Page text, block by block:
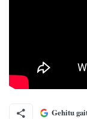
Gehitu